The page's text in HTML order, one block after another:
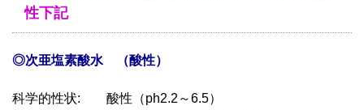
性下記
◎次亜塩素酸水 （酸性）
科学的性状: 酸性（ph2.2～6.5）